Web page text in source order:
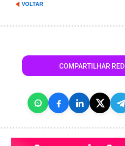
VOLTAR
COMPARTILHAR